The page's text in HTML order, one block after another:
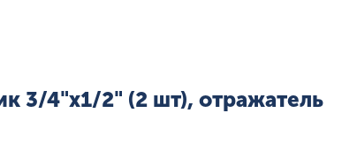
3/4"х1/2" (2 шт), отражатель